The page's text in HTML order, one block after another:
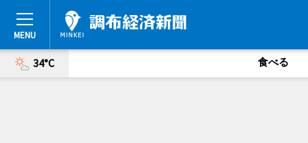
34°C 食べる